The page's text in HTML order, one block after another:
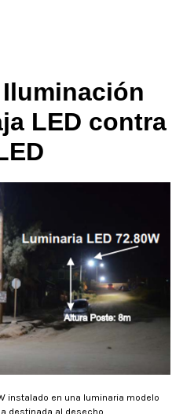
LED contra
instalado en una luminaria modelo